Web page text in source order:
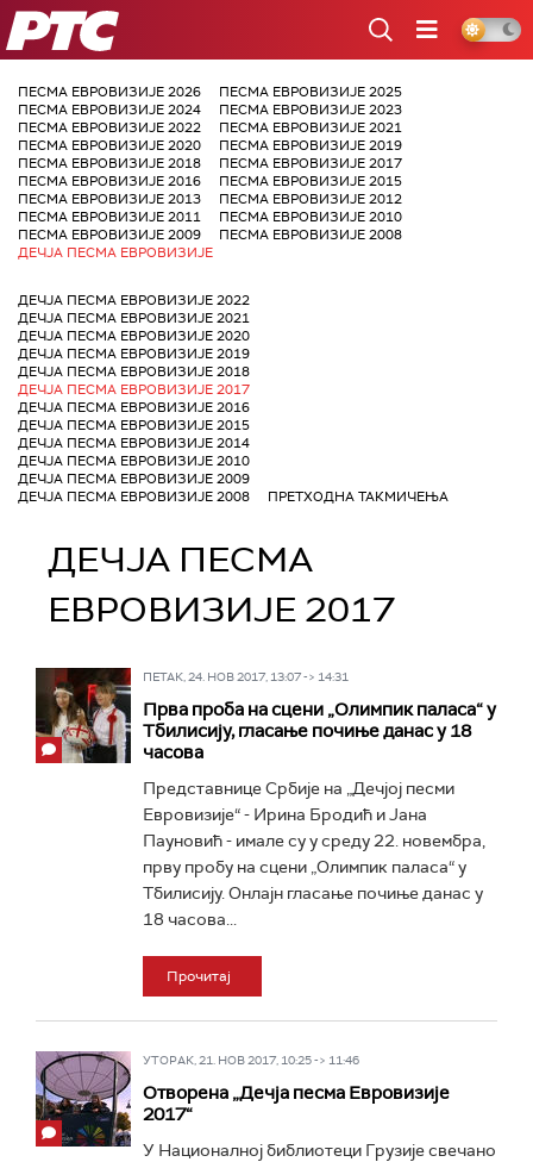
РТС
ПЕСМА ЕВРОВИЗИЈЕ 2026
ПЕСМА ЕВРОВИЗИЈЕ 2025
ПЕСМА ЕВРОВИЗИЈЕ 2024
ПЕСМА ЕВРОВИЗИЈЕ 2023
ПЕСМА ЕВРОВИЗИЈЕ 2022
ПЕСМА ЕВРОВИЗИЈЕ 2021
ПЕСМА ЕВРОВИЗИЈЕ 2020
ПЕСМА ЕВРОВИЗИЈЕ 2019
ПЕСМА ЕВРОВИЗИЈЕ 2018
ПЕСМА ЕВРОВИЗИЈЕ 2017
ПЕСМА ЕВРОВИЗИЈЕ 2016
ПЕСМА ЕВРОВИЗИЈЕ 2015
ПЕСМА ЕВРОВИЗИЈЕ 2013
ПЕСМА ЕВРОВИЗИЈЕ 2012
ПЕСМА ЕВРОВИЗИЈЕ 2011
ПЕСМА ЕВРОВИЗИЈЕ 2010
ПЕСМА ЕВРОВИЗИЈЕ 2009
ПЕСМА ЕВРОВИЗИЈЕ 2008
ДЕЧЈА ПЕСМА ЕВРОВИЗИЈЕ
ДЕЧЈА ПЕСМА ЕВРОВИЗИЈЕ 2022
ДЕЧЈА ПЕСМА ЕВРОВИЗИЈЕ 2021
ДЕЧЈА ПЕСМА ЕВРОВИЗИЈЕ 2020
ДЕЧЈА ПЕСМА ЕВРОВИЗИЈЕ 2019
ДЕЧЈА ПЕСМА ЕВРОВИЗИЈЕ 2018
ДЕЧЈА ПЕСМА ЕВРОВИЗИЈЕ 2017
ДЕЧЈА ПЕСМА ЕВРОВИЗИЈЕ 2016
ДЕЧЈА ПЕСМА ЕВРОВИЗИЈЕ 2015
ДЕЧЈА ПЕСМА ЕВРОВИЗИЈЕ 2014
ДЕЧЈА ПЕСМА ЕВРОВИЗИЈЕ 2010
ДЕЧЈА ПЕСМА ЕВРОВИЗИЈЕ 2009
ДЕЧЈА ПЕСМА ЕВРОВИЗИЈЕ 2008
ПРЕТХОДНА ТАКМИЧЕЊА
ДЕЧЈА ПЕСМА
ЕВРОВИЗИЈЕ 2017
ПЕТАК, 24. НОВ 2017, 13:07 -> 14:31
Прва проба на сцени „Олимпик паласа“ у
Тбилисију, гласање почиње данас у 18
часова
Представнице Србије на „Дечјој песми
Евровизије“ - Ирина Бродић и Јана
Пауновић - имале су у среду 22. новембра,
прву пробу на сцени „Олимпик паласа“ у
Тбилисију. Онлајн гласање почиње данас у
18 часова...
Прочитај
УТОРАК, 21. НОВ 2017, 10:25 -> 11:46
Отворена „Дечја песма Евровизије
2017“
У Националној библиотеци Грузије свечано